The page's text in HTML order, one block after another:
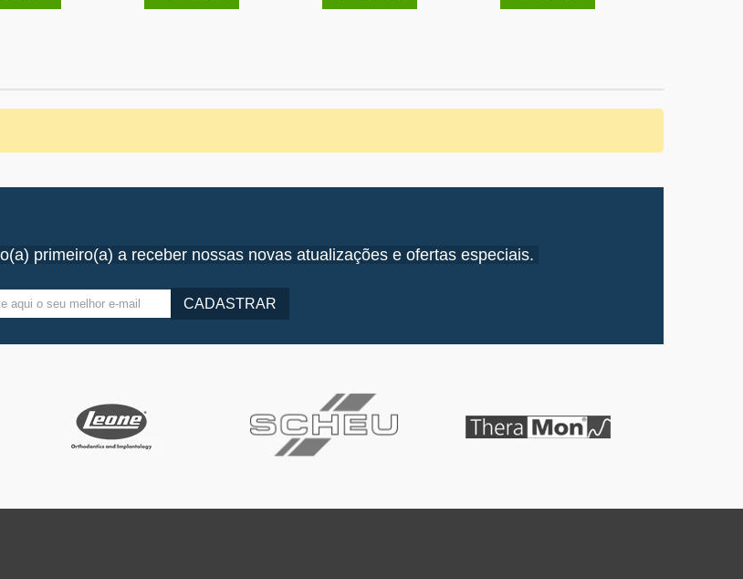
primeiro(a) a receber nossas novas atualizações e ofertas especiais.
CADASTRAR